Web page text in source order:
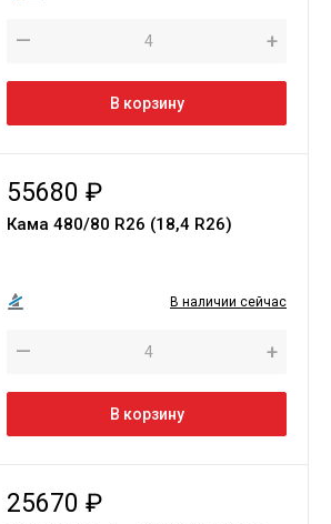
— +
В корзину
55680 ₽
Кама 480/80 R26 (18,4 R26)
В наличии сейчас
— +
В корзину
25670 ₽